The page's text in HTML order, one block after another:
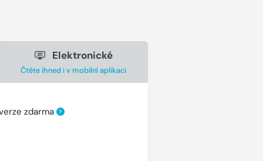
Elektronické
Čtěte ihned i v mobilní aplikaci
zdarma ?